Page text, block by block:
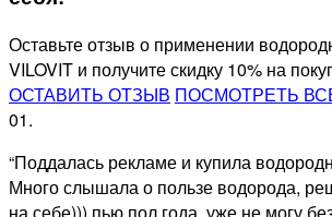
Оставьте отзыв о применении
VILOVIT и получите скидку 10% на
ОСТАВИТЬ ОТЗЫВ ПОСМОТРЕТЬ
01.
“Поддалась рекламе и купила
Много слышала о пользе водорода,
на себе))) пью пол года, уже не могу